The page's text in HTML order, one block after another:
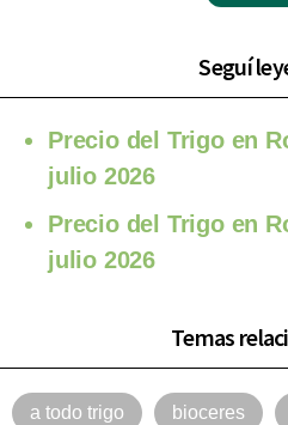
Seguí
Precio del Trigo en
julio 2026
Precio del Trigo en
julio 2026
Temas
a todo trigo bioceres